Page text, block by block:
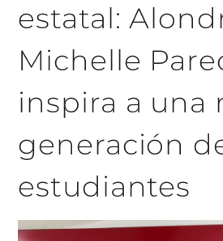
estatal:
Michelle
inspira a una
generación
estudiantes